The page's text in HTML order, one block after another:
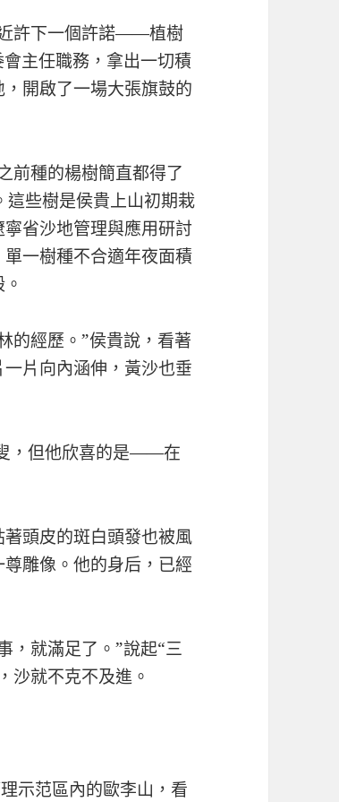
許下一個許諾——植樹
主任職務，拿出一切積
開啟了一場大張旗鼓的
前種的楊樹簡直都得了
些樹是侯貴上山初期栽
省沙地管理與應用研討
一樹種不合適年夜面積
的經歷。”侯貴說，看著
片向內涵伸，黃沙也垂
，但他欣喜的是——在
頭皮的斑白頭發也被風
雕像。他的身后，已經
，就滿足了。”說起“三
沙就不克不及進。
示范區內的歐李山，看